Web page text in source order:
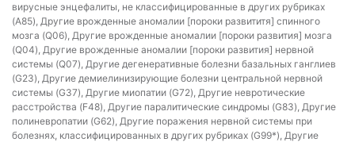
вирусные энцефалиты, не классифицированные в других рубриках
(A85), Другие врожденные аномалии [пороки развититя] спинного
мозга (Q06), Другие врожденные аномалии [пороки развития] мозга
(Q04), Другие врожденные аномалии [пороки развития] нервной
системы (Q07), Другие дегенеративные болезни базальных ганглиев
(G23), Другие демиелинизирующие болезни центральной нервной
системы (G37), Другие миопатии (G72), Другие невротические
расстройства (F48), Другие паралитические синдромы (G83), Другие
полиневропатии (G62), Другие поражения нервной системы при
болезнях, классифицированных в других рубриках (G99*), Другие